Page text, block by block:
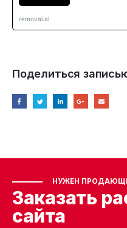
removal.ai
Поделиться
НУЖЕН
Заказать
сайта